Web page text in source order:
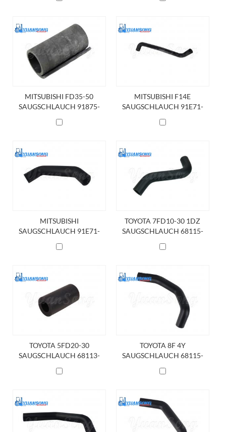
MITSUBISHI FD35-50
SAUGSCHLAUCH 91875-
MITSUBISHI F14E
SAUGSCHLAUCH 91E71-
MITSUBISHI
SAUGSCHLAUCH 91E71-
TOYOTA 7FD10-30 1DZ
SAUGSCHLAUCH 68115-
TOYOTA 5FD20-30
SAUGSCHLAUCH 68113-
TOYOTA 8F 4Y
SAUGSCHLAUCH 68115-